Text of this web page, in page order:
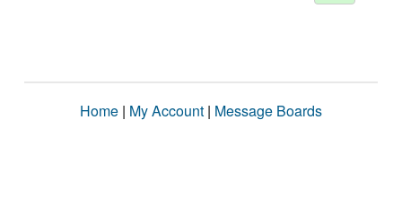
Home | My Account | Message Boards